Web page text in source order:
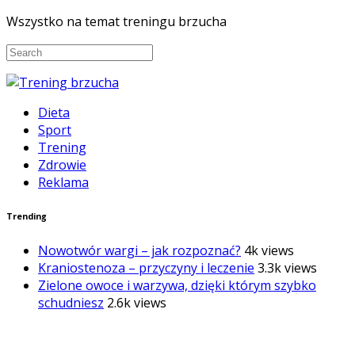
Wszystko na temat treningu brzucha
Dieta
Sport
Trening
Zdrowie
Reklama
Trending
Nowotwór wargi – jak rozpoznać? 4k views
Kraniostenoza – przyczyny i leczenie 3.3k views
Zielone owoce i warzywa, dzięki którym szybko
schudniesz 2.6k views